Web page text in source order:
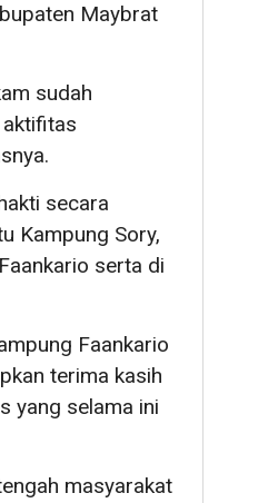
Maybrat
sudah
secara
Kampung Sory,
serta di
Faankario
terima kasih
yang selama ini
masyarakat